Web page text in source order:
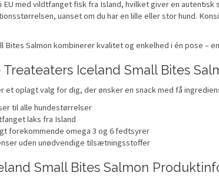
med vildtfanget fisk fra Island, hvilket giver en
uanset om du har en lille eller stor hund.
Bites Salmon kombinerer kvalitet og enkelhed i én pose
Iceland Small Bites
et oplagt valg for dig, der ønsker en snack med få
til alle hundestørrelser
laks fra Island
forekommende omega 3 og 6 fedtsyrer
uden unødvendige tilsætningsstoffer
Small Bites Salmon